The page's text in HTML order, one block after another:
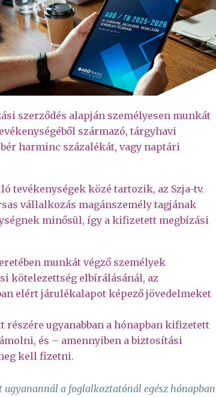
szerződés alapján személyesen munkát
származó, tárgyhavi
harminc százalékát, vagy naptári
tevékenységek közé tartozik, az Szja-tv.
vállalkozás magánszemély tagjának
minősül, így a kifizetett megbízási
munkát végző személyek
kötelezettség elbírálásánál, az
elért járulékalapot képező jövedelmeket
részére ugyanabban a hónapban kifizetett
és – amennyiben a biztosítási
kell fizetni.
a foglalkoztatónál egész hónapban